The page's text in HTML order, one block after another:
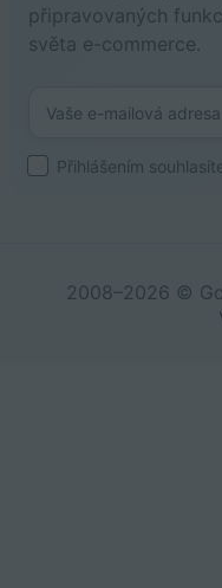
připravovaných
světa e-commerce.
Přihlášením
2008–2026 ©